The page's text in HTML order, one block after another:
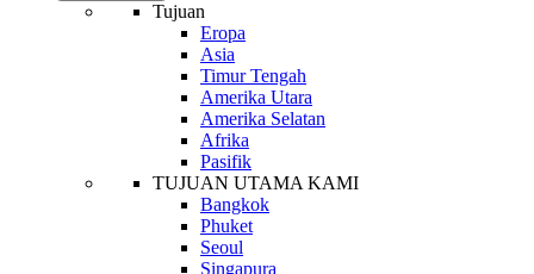
Tujuan
Eropa
Asia
Timur Tengah
Amerika Utara
Amerika Selatan
Afrika
Pasifik
TUJUAN UTAMA KAMI
Bangkok
Phuket
Seoul
Singapura